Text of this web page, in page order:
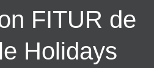
FITUR de
Holidays